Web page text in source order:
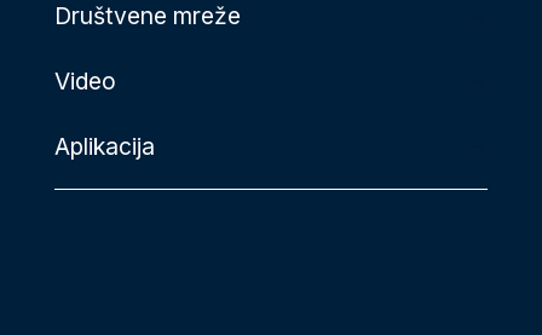
Društvene mreže
Video
Aplikacija